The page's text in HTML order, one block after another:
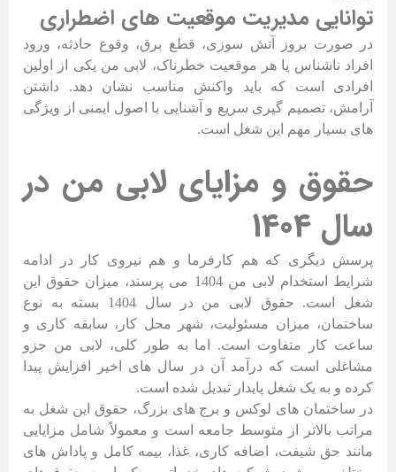
توانایی مدیریت موقعیت های اضطراری
در صورت بروز آتش سوزی، قطع برق، وقوع حادثه، ورود
افراد ناشناس یا هر موقعیت خطرناک، لابی من یکی از اولین
افرادی است که باید واکنش مناسب نشان دهد. داشتن
آرامش، تصمیم گیری سریع و آشنایی با اصول ایمنی از ویژگی
های بسیار مهم این شغل است.
حقوق و مزایای لابی من در
سال 1404
پرسش دیگری که هم کارفرما و هم نیروی کار در ادامه
شرایط استخدام لابی من 1404 می پرسند، میزان حقوق این
شغل است. حقوق لابی من در سال 1404 بسته به نوع
ساختمان، میزان مسئولیت، شهر محل کار، سابقه کاری و
ساعت کار متفاوت است. اما به طور کلی، لابی من جزو
مشاغلی است که درآمد آن در سال های اخیر افزایش پیدا
کرده و به یک شغل پایدار تبدیل شده است.
در ساختمان های لوکس و برج های بزرگ، حقوق این شغل به
مراتب بالاتر از متوسط جامعه است و معمولاً شامل مزایایی
مانند حق شیفت، اضافه کاری، غذا، بیمه کامل و پاداش های